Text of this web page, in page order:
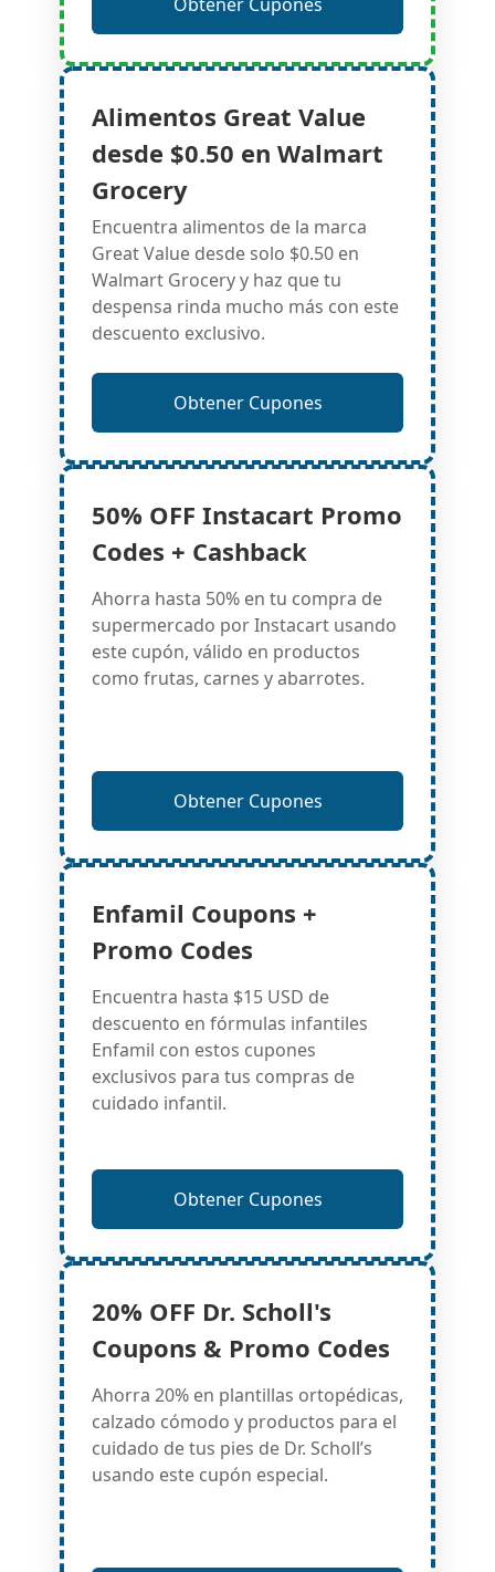
Alimentos Great Value
desde $0.50 en Walmart
Grocery
Encuentra alimentos de la marca
Great Value desde solo $0.50 en
Walmart Grocery y haz que tu
despensa rinda mucho más con este
descuento exclusivo.
Obtener Cupones
50% OFF Instacart Promo
Codes + Cashback
Ahorra hasta 50% en tu compra de
supermercado por Instacart usando
este cupón, válido en productos
como frutas, carnes y abarrotes.
Obtener Cupones
Enfamil Coupons +
Promo Codes
Encuentra hasta $15 USD de
descuento en fórmulas infantiles
Enfamil con estos cupones
exclusivos para tus compras de
cuidado infantil.
Obtener Cupones
20% OFF Dr. Scholl's
Coupons & Promo Codes
Ahorra 20% en plantillas ortopédicas,
calzado cómodo y productos para el
cuidado de tus pies de Dr. Scholl’s
usando este cupón especial.